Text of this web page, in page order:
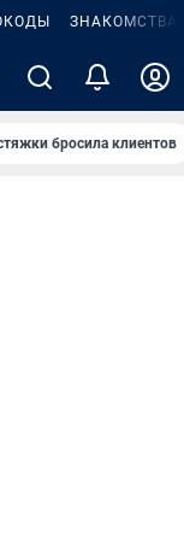
ЗНАКОМСТВА
бросила клиентов